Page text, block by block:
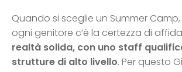
Quando si sceglie un Summer
ogni genitore c’è la certezza di
realtà solida, con uno staff
strutture di alto livello. Per questo